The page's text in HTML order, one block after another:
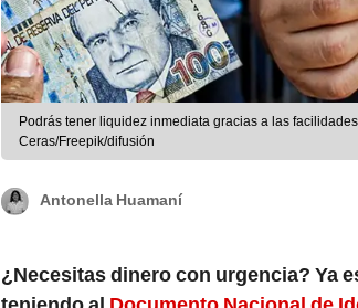
Podrás tener liquidez inmediata gracias a las
Ceras/Freepik/difusión
Antonella Huamaní
¿Necesitas dinero con urgencia? Ya